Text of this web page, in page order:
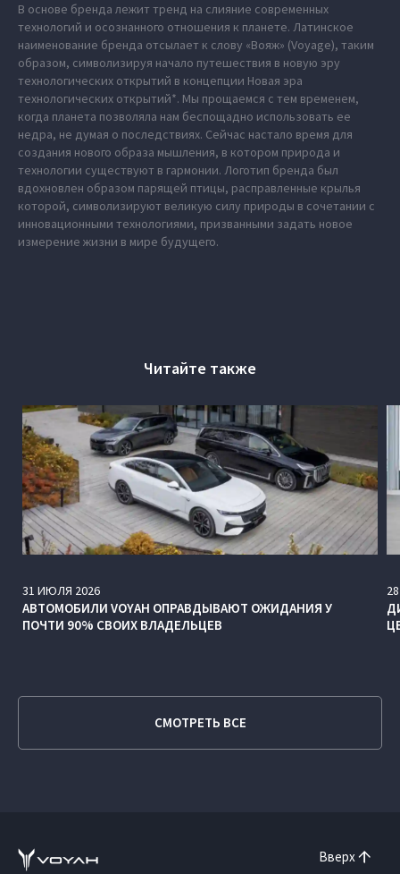
В основе бренда лежит тренд на слияние современных
технологий и осознанного отношения к планете. Латинское
наименование бренда отсылает к слову «Вояж» (Voyage), таким
образом, символизируя начало путешествия в новую эру
технологических открытий в концепции Новая эра
технологических открытий*. Мы прощаемся с тем временем,
когда планета позволяла нам беспощадно использовать ее
недра, не думая о последствиях. Сейчас настало время для
создания нового образа мышления, в котором природа и
технологии существуют в гармонии. Логотип бренда был
вдохновлен образом парящей птицы, расправленные крылья
которой, символизируют великую силу природы в сочетании с
инновационными технологиями, призванными задать новое
измерение жизни в мире будущего.
Читайте также
31 ИЮЛЯ 2026
АВТОМОБИЛИ VOYAH ОПРАВДЫВАЮТ ОЖИДАНИЯ У
ПОЧТИ 90% СВОИХ ВЛАДЕЛЬЦЕВ
28
СМОТРЕТЬ ВСЕ
Вверх